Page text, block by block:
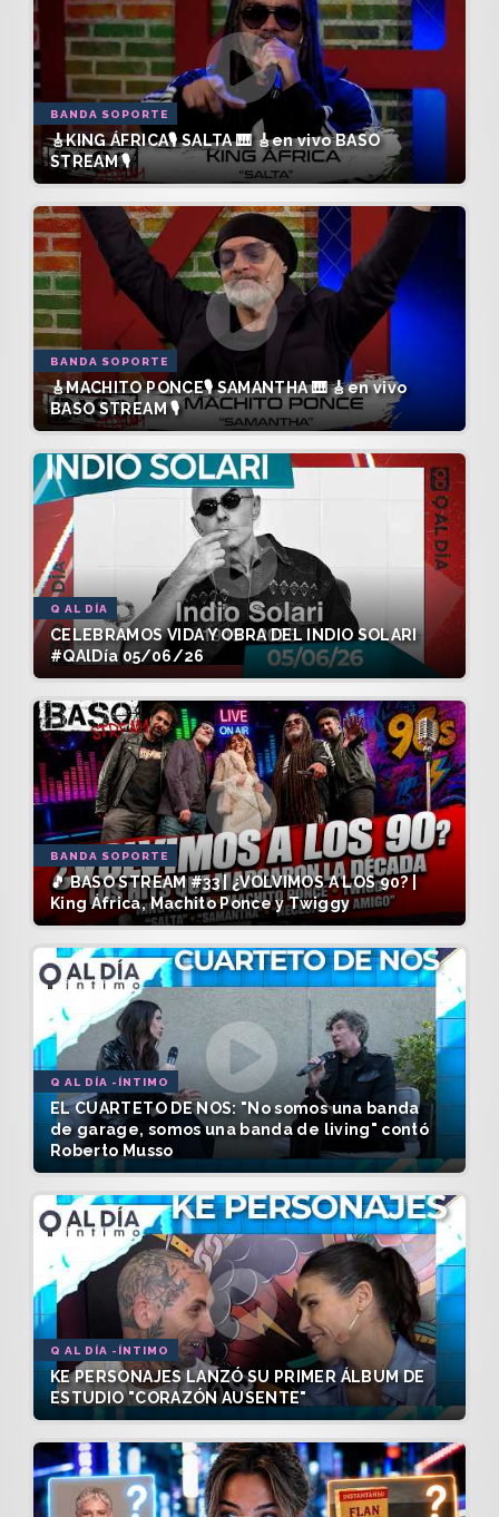
BANDA SOPORTE
🎸KING ÁFRICA🎙️ SALTA 🎹 🎸en vivo BASO
STREAM 🎙️
BANDA SOPORTE
🎸MACHITO PONCE🎙️ SAMANTHA 🎹 🎸en vivo
BASO STREAM 🎙️
Q AL DÍA
CELEBRAMOS VIDA Y OBRA DEL INDIO SOLARI
#QAlDía 05/06/26
BANDA SOPORTE
🎵 BASO STREAM #33 | ¿VOLVIMOS A LOS 90? |
King África, Machito Ponce y Twiggy
Q AL DÍA -ÍNTIMO
EL CUARTETO DE NOS: "No somos una banda
de garage, somos una banda de living" contó
Roberto Musso
Q AL DÍA -ÍNTIMO
KE PERSONAJES LANZÓ SU PRIMER ÁLBUM DE
ESTUDIO "CORAZÓN AUSENTE"